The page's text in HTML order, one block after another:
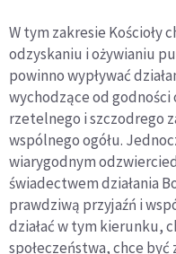
W tym zakresie Kościoły
odzyskaniu i ożywianiu
powinno wypływać
wychodzące od godności
rzetelnego i szczodrego
wspólnego ogółu.
wiarygodnym
świadectwem działania
prawdziwą przyjaźń i
działać w tym kierunku,
społeczeństwa, chce